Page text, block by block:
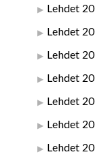
Lehdet
Lehdet
Lehdet
Lehdet
Lehdet
Lehdet
Lehdet